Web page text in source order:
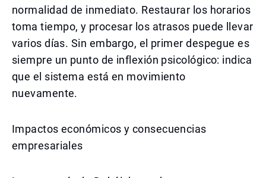
normalidad de inmediato. Restaurar los horarios
toma tiempo, y procesar los atrasos puede llevar
varios días. Sin embargo, el primer despegue es
siempre un punto de inflexión psicológico: indica
que el sistema está en movimiento
nuevamente.
Impactos económicos y consecuencias
empresariales